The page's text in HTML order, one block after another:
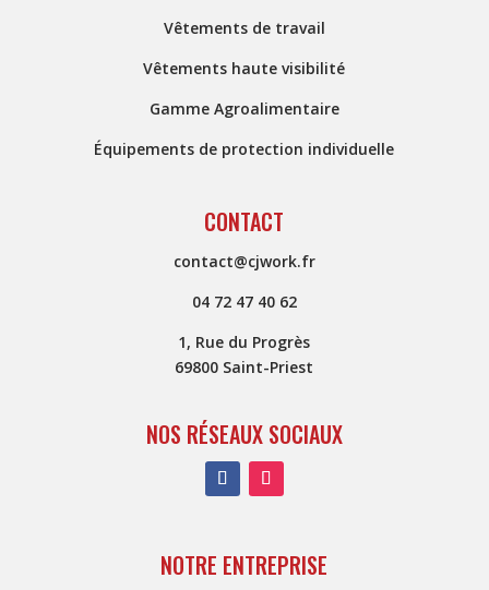
Vêtements de travail
Vêtements haute visibilité
Gamme Agroalimentaire
Équipements de protection individuelle
CONTACT
contact@cjwork.fr
04 72 47 40 62
1, Rue du Progrès
69800 Saint-Priest
NOS RÉSEAUX SOCIAUX
NOTRE ENTREPRISE